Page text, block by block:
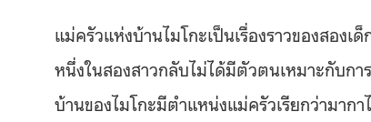
แม่ครัวแห่งบ้านไมโกะเป็นเรื่องราวของสอง
หนึ่งในสองสาวกลับไม่ได้มีตัวตนเหมาะกับกา
บ้านของไมโกะมีตำแหน่งแม่ครัวเรียกว่ามา